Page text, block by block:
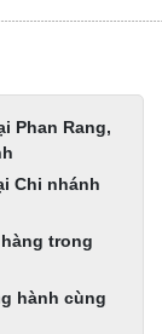
Phan Rang,
Chi nhánh
trong
hành cùng